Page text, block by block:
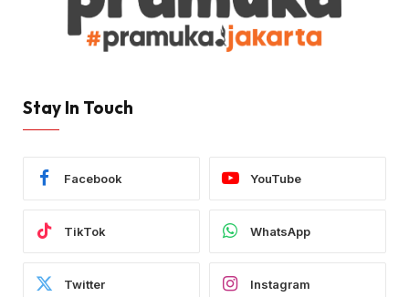
Stay In Touch
Facebook YouTube
TikTok WhatsApp
Twitter Instagram